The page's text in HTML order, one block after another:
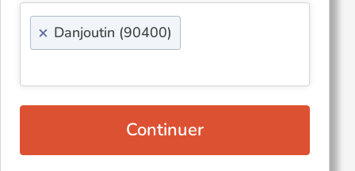
× Danjoutin (90400)
Continuer